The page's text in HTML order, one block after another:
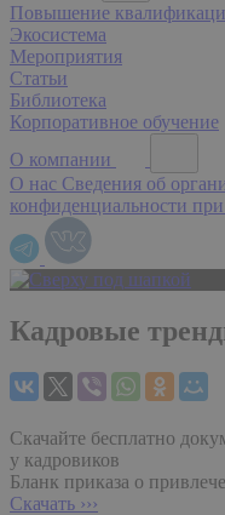
Повышение
Экосистема
Мероприятия
Статьи
Библиотека
Корпоративное обучение
О компании
О нас Сведения об
конфиденциальности
Кадровые
Скачайте бесплатно
у кадровиков
Бланк приказа о
Скачать ›››